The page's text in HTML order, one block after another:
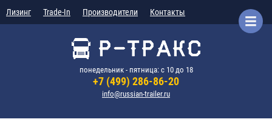
Лизинг Trade-In Производители Контакты
понедельник - пятница: с 10 до 18
+7 (499) 286-86-20
info@russian-trailer.ru